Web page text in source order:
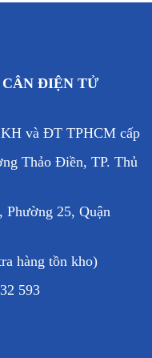
CÂN ĐIỆN TỬ
và ĐT TPHCM cấp
Thảo Điền, TP. Thủ
25, Quận
hàng tồn kho)
593